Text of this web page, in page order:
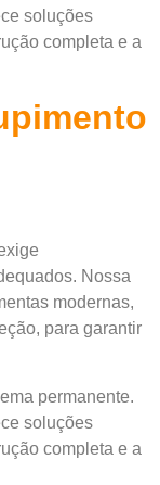
soluções
completa e a
Nossa
modernas,
para garantir
permanente.
soluções
completa e a